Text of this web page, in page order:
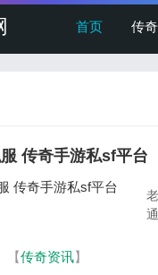
首页 传
传奇手游私sf平台
【传奇资讯】